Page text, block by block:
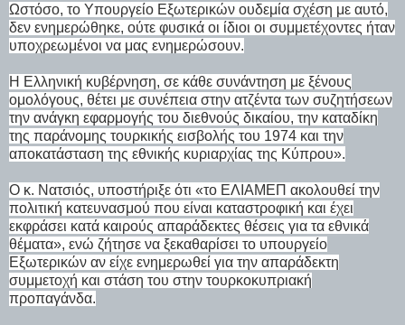
Ωστόσο, το Υπουργείο Εξωτερικών ουδεμία σχέση με αυτό,
δεν ενημερώθηκε, ούτε φυσικά οι ίδιοι οι συμμετέχοντες ήταν
υποχρεωμένοι να μας ενημερώσουν.
Η Ελληνική κυβέρνηση, σε κάθε συνάντηση με ξένους
ομολόγους, θέτει με συνέπεια στην ατζέντα των συζητήσεων
την ανάγκη εφαρμογής του διεθνούς δικαίου, την καταδίκη
της παράνομης τουρκικής εισβολής του 1974 και την
αποκατάσταση της εθνικής κυριαρχίας της Κύπρου».
Ο κ. Νατσιός, υποστήριξε ότι «το ΕΛΙΑΜΕΠ ακολουθεί την
πολιτική κατευνασμού που είναι καταστροφική και έχει
εκφράσει κατά καιρούς απαράδεκτες θέσεις για τα εθνικά
θέματα», ενώ ζήτησε να ξεκαθαρίσει το υπουργείο
Εξωτερικών αν είχε ενημερωθεί για την απαράδεκτη
συμμετοχή και στάση του στην τουρκοκυπριακή
προπαγάνδα.